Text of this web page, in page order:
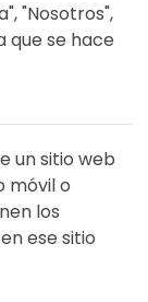
"Nosotros",
que se hace
un sitio web
móvil o
los
ese sitio